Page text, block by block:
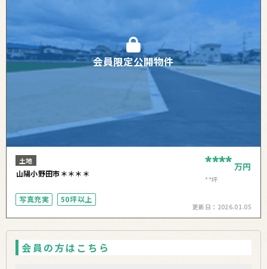
会員限定公開物件
土地
山陽小野田市＊＊＊＊ **** 万円
**坪
写真充実 50坪以上
更新日： 2026.01.05
会員の方はこちら